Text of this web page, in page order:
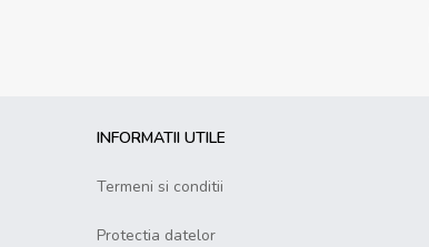
INFORMATII UTILE
Termeni si conditii
Protectia datelor